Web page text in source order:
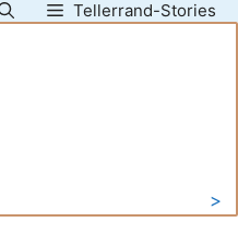
Tellerrand-Stories
>